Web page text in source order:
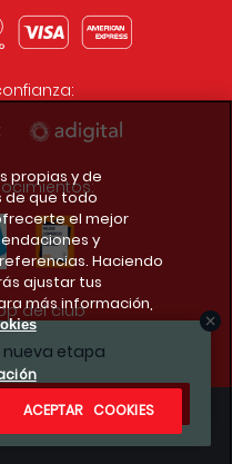
etapa
del club
propias y de
de que todo
el mejor
y
Haciendo
ajustar tus
más información,
ACEPTAR COOKIES